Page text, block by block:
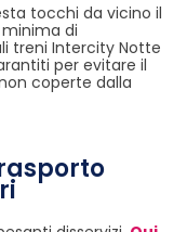
tocchi da vicino il
di
treni Intercity Notte
per evitare il
coperte dalla